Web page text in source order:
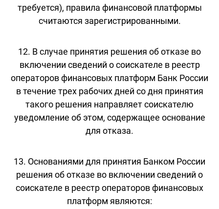
требуется), правила финансовой платформы
считаются зарегистрированными.
12. В случае принятия решения об отказе во
включении сведений о соискателе в реестр
операторов финансовых платформ Банк России
в течение трех рабочих дней со дня принятия
такого решения направляет соискателю
уведомление об этом, содержащее основание
для отказа.
13. Основаниями для принятия Банком России
решения об отказе во включении сведений о
соискателе в реестр операторов финансовых
платформ являются: